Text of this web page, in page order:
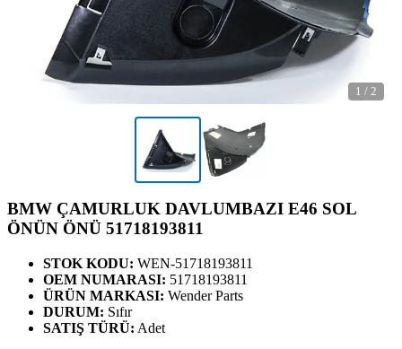
1 / 2
BMW ÇAMURLUK DAVLUMBAZI E46 SOL
ÖNÜN ÖNÜ 51718193811
STOK KODU: WEN-51718193811
OEM NUMARASI: 51718193811
ÜRÜN MARKASI: Wender Parts
DURUM: Sıfır
SATIŞ TÜRÜ: Adet